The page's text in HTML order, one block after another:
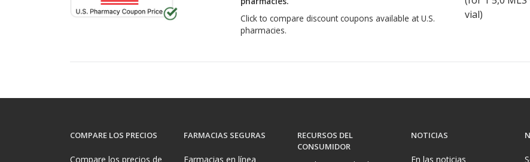
Click to compare discount coupons available at U.S.
pharmacies.
vial)
COMPARE LOS PRECIOS
Compare los precios de
FARMACIAS SEGURAS
Farmacias en línea
RECURSOS DEL
CONSUMIDOR
NOTICIAS
En las noticias